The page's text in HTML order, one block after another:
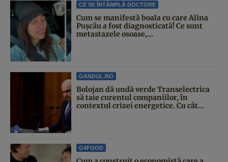
CE SE ÎNTÂMPLĂ DOCTORE
Cum se manifestă boala cu care Alina
Pușcău a fost diagnosticată! Ce sunt
metastazele osoase,...
GANDUL.RO
Bolojan dă undă verde Transelectrica
să taie curentul companiilor, în
contextul crizei energetice. Cu cât...
G4FOOD